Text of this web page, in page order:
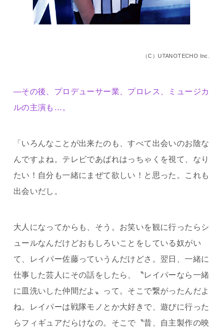
（C）UTANOTECHO Inc.
―その後、プロデューサー業、プロレス、ミュージカ
ルの主演も…。
「いろんなことが出来たのも、すべて出会いのお陰な
んですよね。テレビであばれはっちゃくを視て、なり
たい！自分も一緒にまぜて欲しい！と思った。これも
出会いだし。
大人になってからも、そう。お笑いを観に行ったらシ
ュールなんだけどおもしろいことをしている奴がい
て、レイパー佐藤っていうんだけどさ。翌日、一緒に
仕事した芸人にその話をしたら、〝レイパーなら一緒
に皿洗いした仲間だよ〟って。そこで繋がったんだよ
ね。レイパーは戦隊モノとか大好きで、遊びに行った
らフィギュアだらけなの。そこで〝昔、自主製作の映